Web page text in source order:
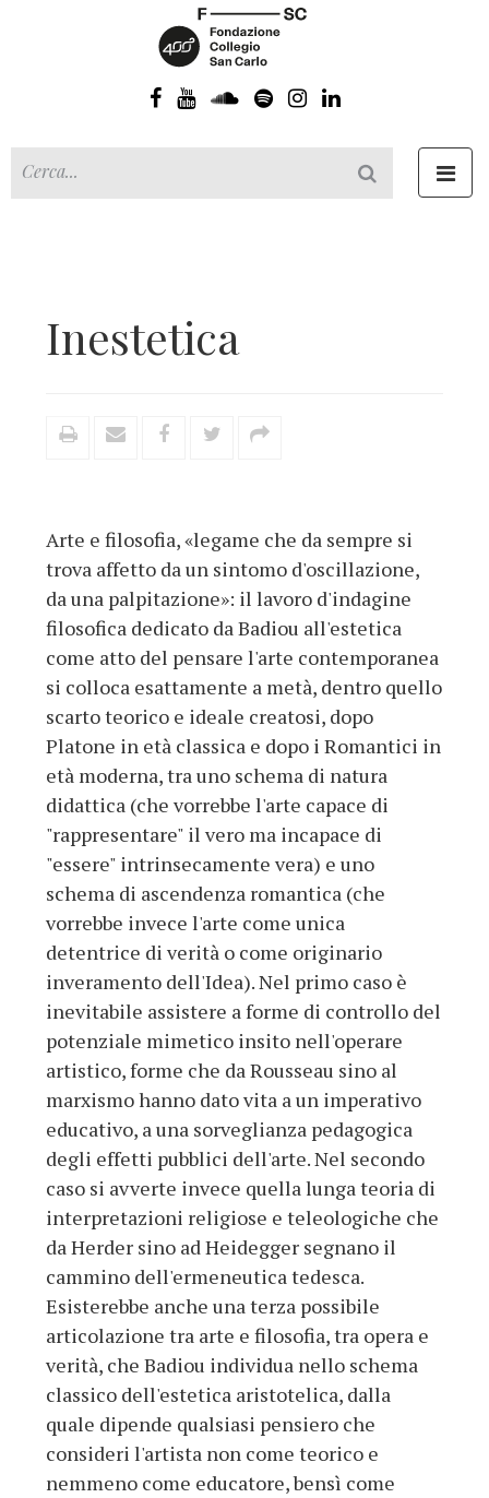
Inestetica
Arte e filosofia, «legame che da sempre si
trova affetto da un sintomo d'oscillazione,
da una palpitazione»: il lavoro d'indagine
filosofica dedicato da Badiou all'estetica
come atto del pensare l'arte contemporanea
si colloca esattamente a metà, dentro quello
scarto teorico e ideale creatosi, dopo
Platone in età classica e dopo i Romantici in
età moderna, tra uno schema di natura
didattica (che vorrebbe l'arte capace di
"rappresentare" il vero ma incapace di
"essere" intrinsecamente vera) e uno
schema di ascendenza romantica (che
vorrebbe invece l'arte come unica
detentrice di verità o come originario
inveramento dell'Idea). Nel primo caso è
inevitabile assistere a forme di controllo del
potenziale mimetico insito nell'operare
artistico, forme che da Rousseau sino al
marxismo hanno dato vita a un imperativo
educativo, a una sorveglianza pedagogica
degli effetti pubblici dell'arte. Nel secondo
caso si avverte invece quella lunga teoria di
interpretazioni religiose e teleologiche che
da Herder sino ad Heidegger segnano il
cammino dell'ermeneutica tedesca.
Esisterebbe anche una terza possibile
articolazione tra arte e filosofia, tra opera e
verità, che Badiou individua nello schema
classico dell'estetica aristotelica, dalla
quale dipende qualsiasi pensiero che
consideri l'artista non come teorico e
nemmeno come educatore, bensì come